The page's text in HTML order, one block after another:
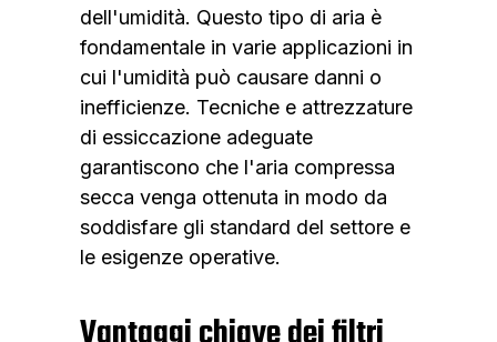
dell'umidità. Questo tipo di aria è
fondamentale in varie applicazioni in
cui l'umidità può causare danni o
inefficienze. Tecniche e attrezzature
di essiccazione adeguate
garantiscono che l'aria compressa
secca venga ottenuta in modo da
soddisfare gli standard del settore e
le esigenze operative.